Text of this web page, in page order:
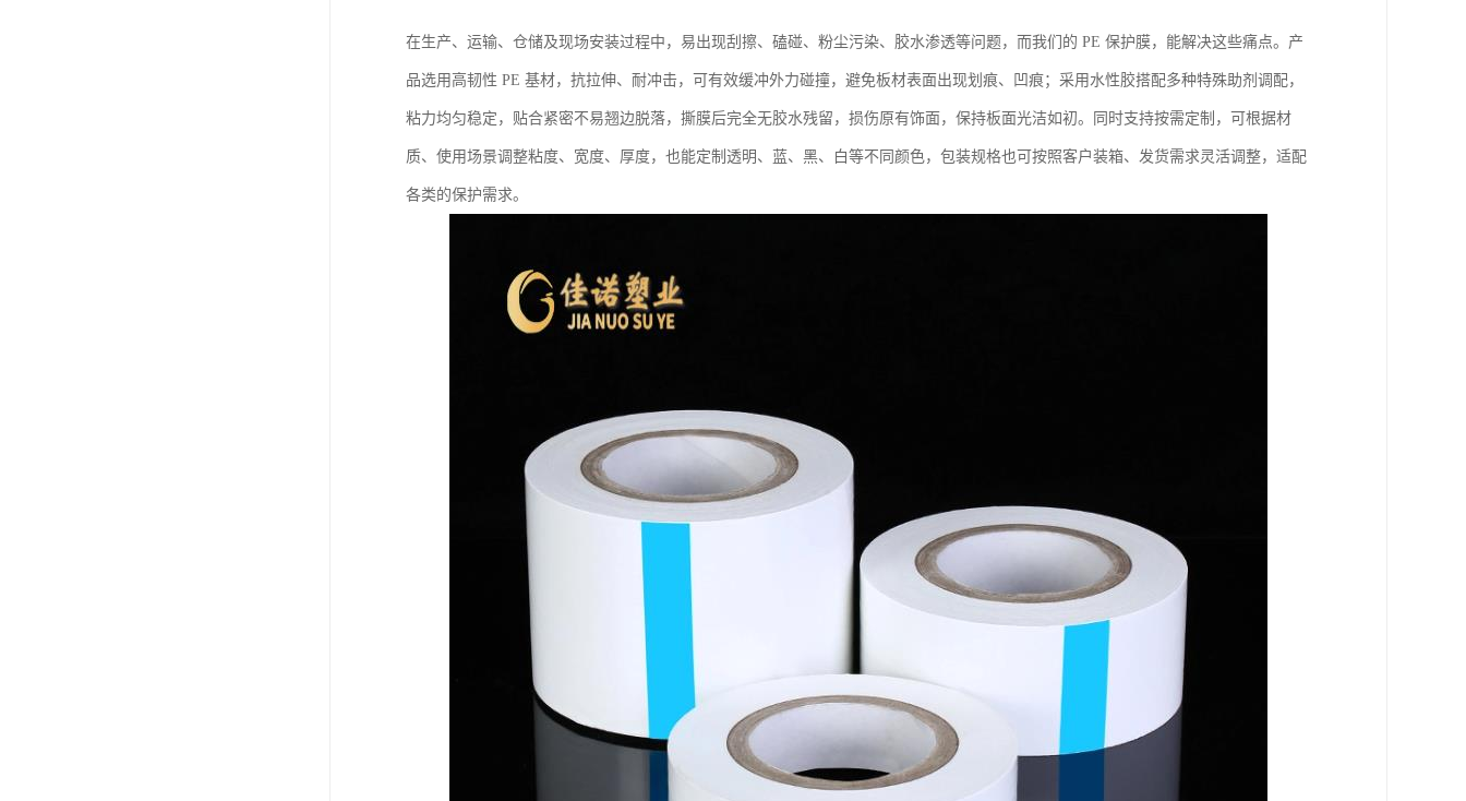
在生产、运输、仓储及现场安装过程中，易出现刮擦、磕碰、粉尘污染、胶水渗透等问题，而我们的 PE 保护膜，能解决这些痛点。产
品选用高韧性 PE 基材，抗拉伸、耐冲击，可有效缓冲外力碰撞，避免板材表面出现划痕、凹痕；采用水性胶搭配多种特殊助剂调配，
粘力均匀稳定，贴合紧密不易翘边脱落，撕膜后完全无胶水残留，损伤原有饰面，保持板面光洁如初。同时支持按需定制，可根据材
质、使用场景调整粘度、宽度、厚度，也能定制透明、蓝、黑、白等不同颜色，包装规格也可按照客户装箱、发货需求灵活调整，适配
各类的保护需求。